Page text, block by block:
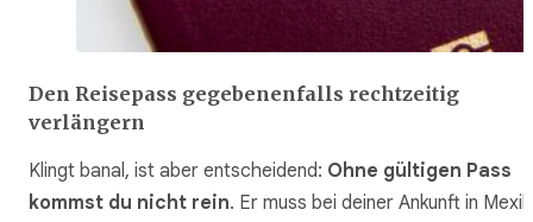
Den Reisepass gegebenenfalls rechtzeitig
verlängern
Klingt banal, ist aber entscheidend: Ohne gültigen Pass
kommst du nicht rein. Er muss bei deiner Ankunft in